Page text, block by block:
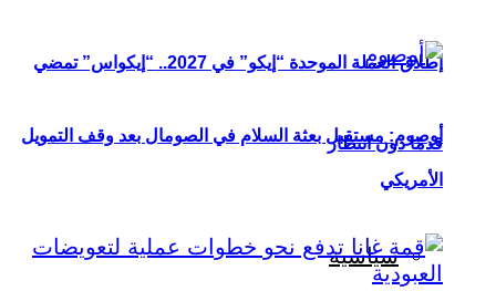
إطلاق العملة الموحدة “إيكو” في 2027.. “إيكواس” تمضي
قدمًا دون انتظار
سياسية
أوصوم: مستقبل بعثة السلام في الصومال بعد وقف التمويل
الأمريكي